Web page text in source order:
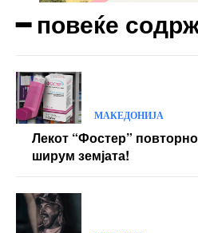
━ повеќе
МАКЕДОНИЈА
Лекот “Фостер”
ширум земјата!